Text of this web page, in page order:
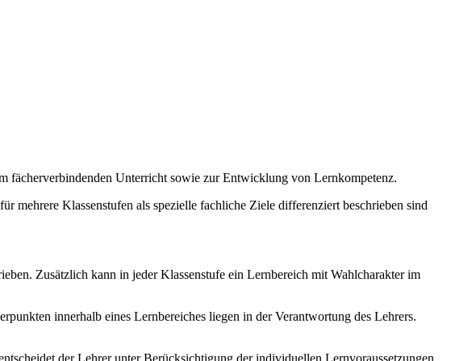
fächerverbindenden Unterricht sowie zur Entwicklung von Lernkompetenz.
mehrere Klassenstufen als spezielle fachliche Ziele differenziert beschrieben sind
Zusätzlich kann in jeder Klassenstufe ein Lernbereich mit Wahlcharakter im
innerhalb eines Lernbereiches liegen in der Verantwortung des Lehrers.